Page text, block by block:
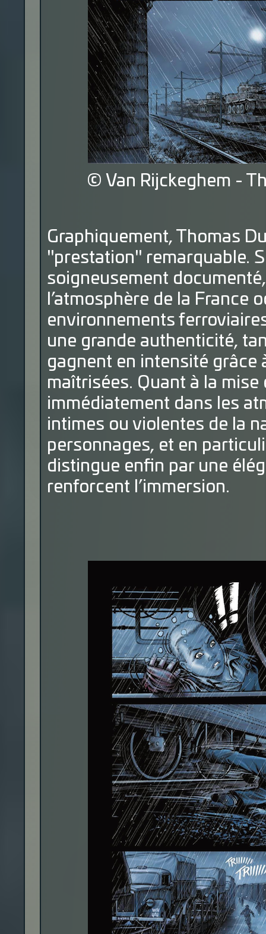
© Van Rijckeghem -
Graphiquement, Thomas
"prestation" remarquable.
soigneusement
l’atmosphère de la France
environnements
une grande authenticité,
gagnent en intensité grâce
maîtrisées. Quant à la
immédiatement dans les
intimes ou violentes de la
personnages, et en
distingue enfin par une
renforcent l’immersion.